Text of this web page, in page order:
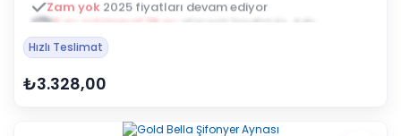
3 ay ertelemeli 18 ayalışveriş kredisiyle öde
Hızlı Teslimat
₺3.328,00